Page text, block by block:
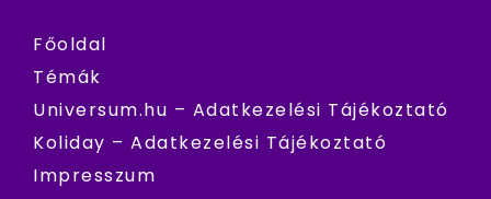
Főoldal
Témák
Universum.hu – Adatkezelési Tájékoztató
Koliday – Adatkezelési Tájékoztató
Impresszum